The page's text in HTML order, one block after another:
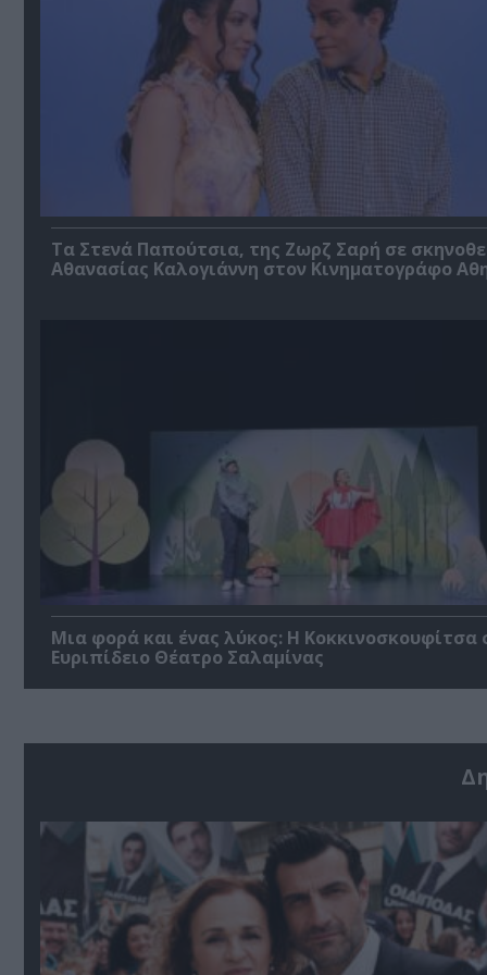
Τα Στενά Παπούτσια, της Ζωρζ Σαρή σε
Αθανασίας Καλογιάννη στον Κινηματογράφο
Μια φορά και ένας λύκος: Η Κοκκινοσκουφίτσα
Ευριπίδειο Θέατρο Σαλαμίνας